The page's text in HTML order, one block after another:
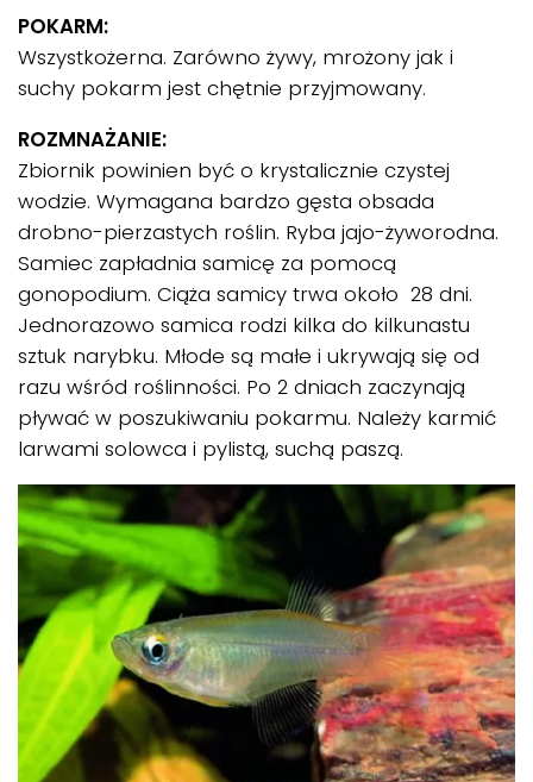
POKARM:
Wszystkożerna. Zarówno żywy, mrożony jak i
suchy pokarm jest chętnie przyjmowany.
ROZMNAŻANIE:
Zbiornik powinien być o krystalicznie czystej
wodzie. Wymagana bardzo gęsta obsada
drobno-pierzastych roślin. Ryba jajo-żyworodna.
Samiec zapładnia samicę za pomocą
gonopodium. Ciąża samicy trwa około 28 dni.
Jednorazowo samica rodzi kilka do kilkunastu
sztuk narybku. Młode są małe i ukrywają się od
razu wśród roślinności. Po 2 dniach zaczynają
pływać w poszukiwaniu pokarmu. Należy karmić
larwami solowca i pylistą, suchą paszą.